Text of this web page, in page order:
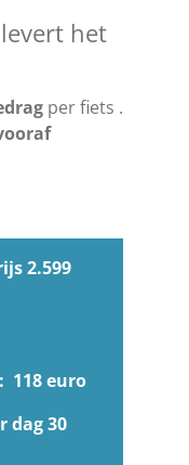
het
per fiets .
2.599
118 euro
dag 30